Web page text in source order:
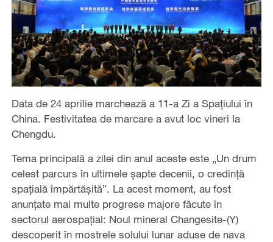
Data de 24 aprilie marchează a 11-a Zi a Spațiului în
China. Festivitatea de marcare a avut loc vineri la
Chengdu.
Tema principală a zilei din anul aceste este „Un drum
celest parcurs în ultimele șapte decenii, o credință
spațială împărtășită”. La acest moment, au fost
anunțate mai multe progrese majore făcute în
sectorul aerospațial: Noul mineral Changesite-(Y)
descoperit în mostrele solului lunar aduse de nava